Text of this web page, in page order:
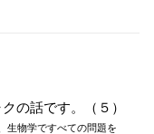
の話です。（５）
生物学ですべての問題を